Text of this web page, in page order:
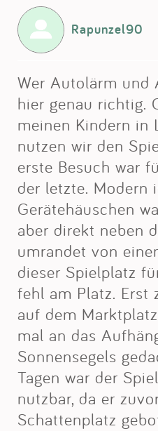
Rapunzel90
Wer Autolärm und
hier genau richtig.
meinen Kindern in
nutzen wir den
erste Besuch war
der letzte. Modern
Gerätehäuschen
aber direkt neben
umrandet von
dieser Spielplatz
fehl am Platz. Erst
auf dem
mal an das
Sonnensegels
Tagen war der
nutzbar, da er
Schattenplatz